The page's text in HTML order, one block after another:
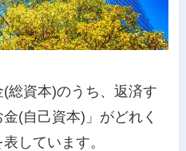
総資本)のうち、返済す
(自己資本)」がどれく
しています。